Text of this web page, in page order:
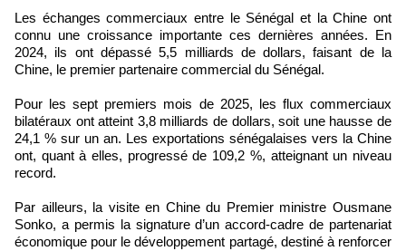
Les échanges commerciaux entre le Sénégal et la Chine ont
connu une croissance importante ces dernières années. En
2024, ils ont dépassé 5,5 milliards de dollars, faisant de la
Chine, le premier partenaire commercial du Sénégal.
Pour les sept premiers mois de 2025, les flux commerciaux
bilatéraux ont atteint 3,8 milliards de dollars, soit une hausse de
24,1 % sur un an. Les exportations sénégalaises vers la Chine
ont, quant à elles, progressé de 109,2 %, atteignant un niveau
record.
Par ailleurs, la visite en Chine du Premier ministre Ousmane
Sonko, a permis la signature d’un accord-cadre de partenariat
économique pour le développement partagé, destiné à renforcer